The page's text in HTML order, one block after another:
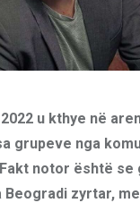
u kthye në
grupeve nga
notor është se
Beogradi zyrtar,